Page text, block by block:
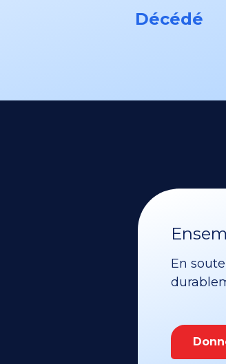
Décédé
En